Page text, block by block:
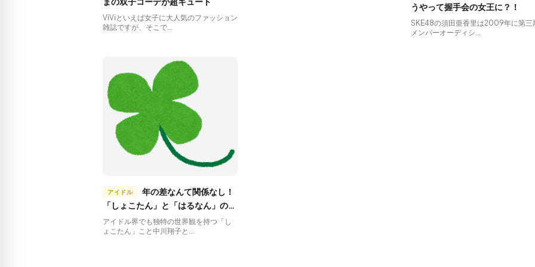
ViViといえば女子に大人気のファッション
雑誌ですが、そこで...
うやって握手会の女王に？！
SKE48の須田亜香里は2009年に第三
メンバーオーディシ...
アイドル
「しょこたん」と「はるなん」の姉
妹のような友情関係
アイドル界でも独特の世界観を持つ「し
ょこたん」こと中川翔子と...